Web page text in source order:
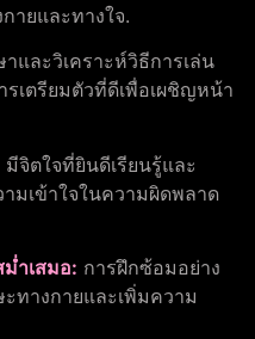
ายและทางใจ.
และวิเคราะห์วิธีการเล่น
เตรียมตัวที่ดีเพื่อเผชิญหน้า
มีจิตใจที่ยินดีเรียนรู้และ
มเข้าใจในความผิดพลาด
ำเสมอ: การฝึกซ้อมอย่าง
ทางกายและเพิ่มความ